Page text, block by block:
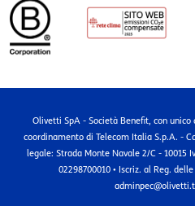
Olivetti SpA - Società Benefit, con unico
coordinamento di Telecom Italia S.p.A. -
legale: Strada Monte Navale 2/C - 10015
02298700010 • Iscriz. al Reg.